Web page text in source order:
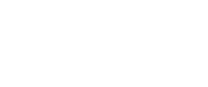
Complétez
Un look